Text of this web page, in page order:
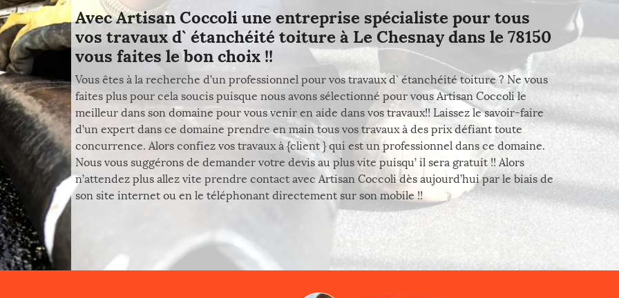
Avec Artisan Coccoli une entreprise spécialiste pour tous
vos travaux d` étanchéité toiture à Le Chesnay dans le 78150
vous faites le bon choix !!
Vous êtes à la recherche d’un professionnel pour vos travaux d` étanchéité toiture ? Ne vous
faites plus pour cela soucis puisque nous avons sélectionné pour vous Artisan Coccoli le
meilleur dans son domaine pour vous venir en aide dans vos travaux!! Laissez le savoir-faire
d’un expert dans ce domaine prendre en main tous vos travaux à des prix défiant toute
concurrence. Alors confiez vos travaux à {client } qui est un professionnel dans ce domaine.
Nous vous suggérons de demander votre devis au plus vite puisqu’ il sera gratuit !! Alors
n’attendez plus allez vite prendre contact avec Artisan Coccoli dès aujourd’hui par le biais de
son site internet ou en le téléphonant directement sur son mobile !!